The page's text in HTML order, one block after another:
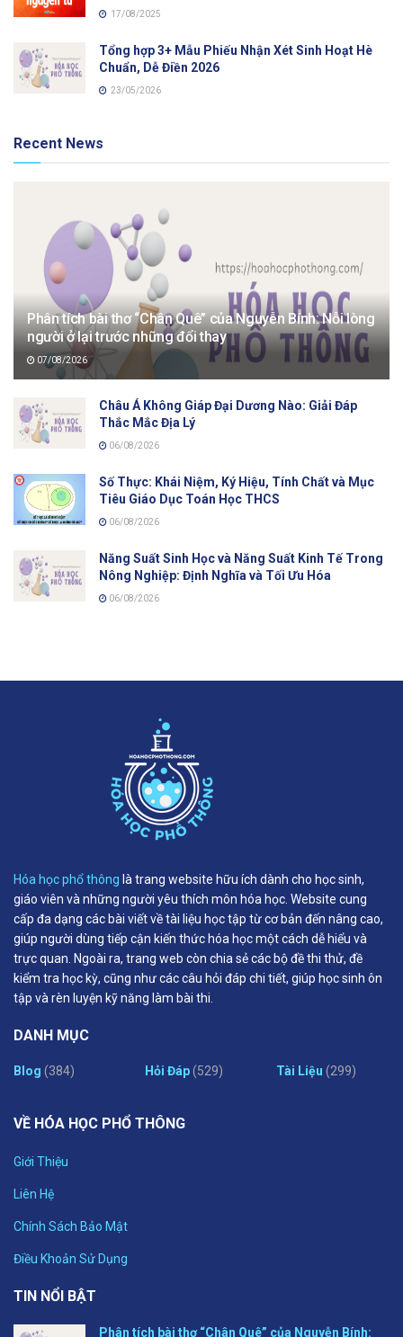
17/08/2025
Tổng hợp 3+ Mẫu Phiếu Nhận Xét Sinh Hoạt Hè
Chuẩn, Dễ Điền 2026
23/05/2026
Recent News
Phân tích bài thơ “Chân Quê” của Nguyễn Bính: Nỗi lòng
người ở lại trước những đổi thay
07/08/2026
Châu Á Không Giáp Đại Dương Nào: Giải Đáp
Thắc Mắc Địa Lý
06/08/2026
Số Thực: Khái Niệm, Ký Hiệu, Tính Chất và Mục
Tiêu Giáo Dục Toán Học THCS
06/08/2026
Năng Suất Sinh Học và Năng Suất Kinh Tế Trong
Nông Nghiệp: Định Nghĩa và Tối Ưu Hóa
06/08/2026
Hóa học phổ thông là trang website hữu ích dành cho học sinh,
giáo viên và những người yêu thích môn hóa học. Website cung
cấp đa dạng các bài viết về tài liệu học tập từ cơ bản đến nâng cao,
giúp người dùng tiếp cận kiến thức hóa học một cách dễ hiểu và
trực quan. Ngoài ra, trang web còn chia sẻ các bộ đề thi thử, đề
kiểm tra học kỳ, cũng như các câu hỏi đáp chi tiết, giúp học sinh ôn
tập và rèn luyện kỹ năng làm bài thi.
DANH MỤC
Blog (384) Hỏi Đáp(529) Tài Liệu (299)
VỀ HÓA HỌC PHỔ THÔNG
Giới Thiệu
Liên Hệ
Chính Sách Bảo Mật
Điều Khoản Sử Dụng
TIN NỔI BẬT
Phân tích bài thơ “Chân Quê” của Nguyễn Bính: